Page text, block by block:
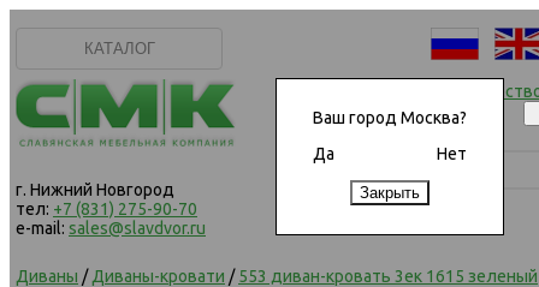
Ваш город Москва?
Да
Нет
КАТАЛОГ
г. Нижний Новгород
тел: +7 (831) 275-90-70
e-mail: sales@slavdvor.ru
Начать
Диваны /Диваны-кровати /553 диван-кровать 3ек 1615 зеленый